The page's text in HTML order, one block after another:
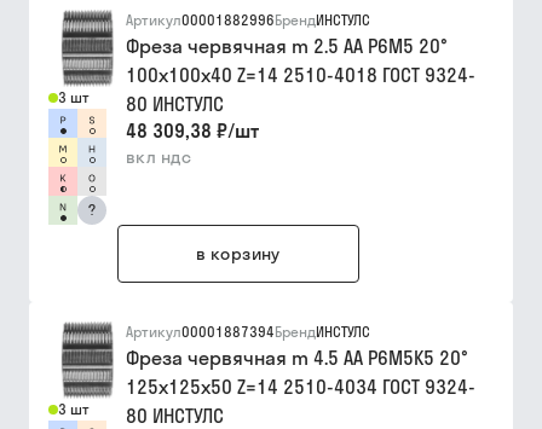
3 шт
?
Артикул00001882996БрендИНСТУЛС
Фреза червячная m 2.5 АА Р6М5 20°
100х100х40 Z=14 2510-4018 ГОСТ 9324-
80 ИНСТУЛС
48 309,38 ₽/шт
вкл ндс
в корзину
3 шт
Артикул00001887394БрендИНСТУЛС
Фреза червячная m 4.5 АА Р6М5К5 20°
125х125х50 Z=14 2510-4034 ГОСТ 9324-
80 ИНСТУЛС